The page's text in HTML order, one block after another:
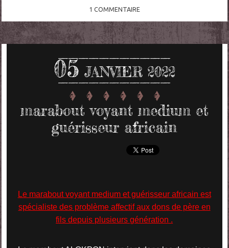
1 COMMENTAIRE
05 JANVIER 2022
marabout voyant medium et
guérisseur africain
Le marabout voyant medium et guérisseur africain est
spécialiste des problème affectif aux dons de père en
fils depuis plusieurs génération .